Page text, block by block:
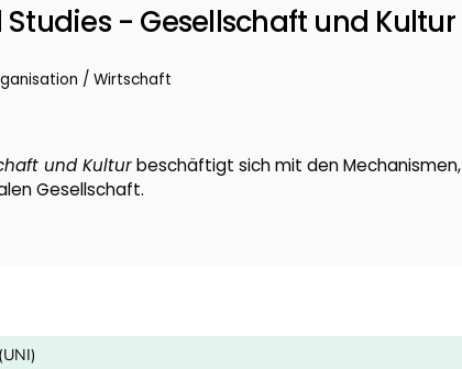
- Gesellschaft und Kultur
/ Wirtschaft
und Kulturbeschäftigt sich mit den Mechanismen,
Gesellschaft.